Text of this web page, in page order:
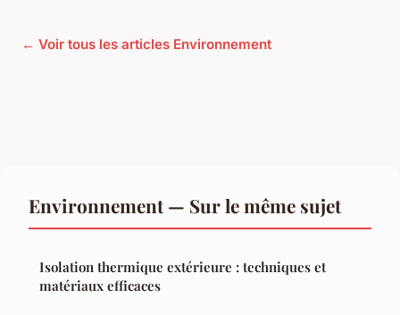
← Voir tous les articles Environnement
Environnement — Sur le même sujet
Isolation thermique extérieure : techniques et
matériaux efficaces